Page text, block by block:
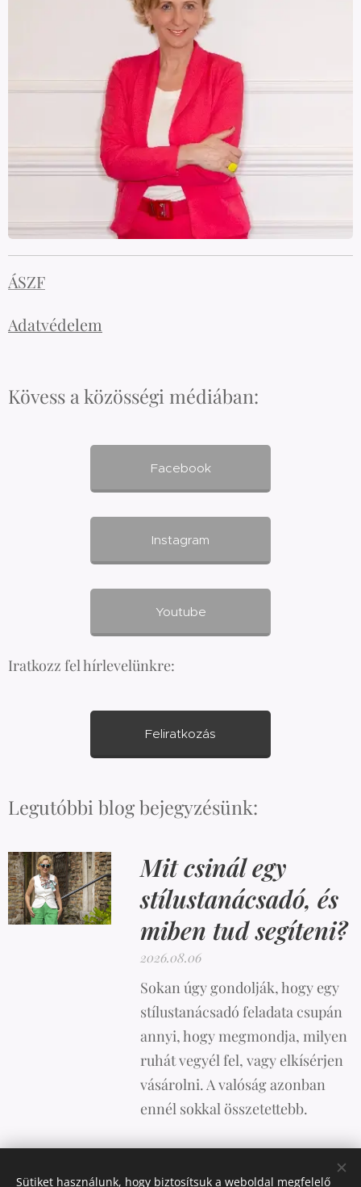
ÁSZF
Adatvédelem
Kövess a közösségi médiában:
Facebook
Instagram
Youtube
Iratkozz fel hírlevelünkre:
Feliratkozás
Legutóbbi blog bejegyzésünk:
Mit csinál egy
stílustanácsadó, és
miben tud segíteni?
2026.08.06
Sokan úgy gondolják, hogy egy
stílustanácsadó feladata csupán
annyi, hogy megmondja, milyen
ruhát vegyél fel, vagy elkísérjen
vásárolni. A valóság azonban
ennél sokkal összetettebb.
Sütiket használunk, hogy biztosítsuk a weboldal megfelelő